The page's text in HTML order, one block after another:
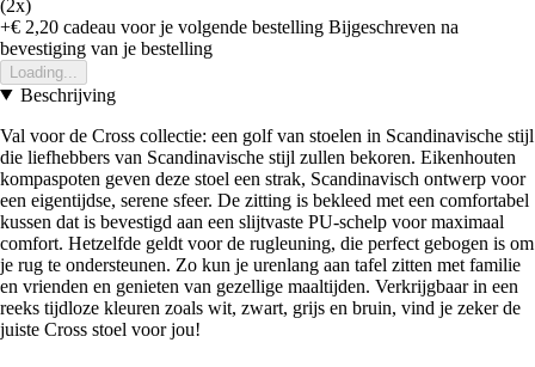
(2x)
+€ 2,20 cadeau voor je volgende bestelling Bijgeschreven na
bevestiging van je bestelling
Loading...
Beschrijving
Val voor de Cross collectie: een golf van stoelen in Scandinavische stijl
die liefhebbers van Scandinavische stijl zullen bekoren. Eikenhouten
kompaspoten geven deze stoel een strak, Scandinavisch ontwerp voor
een eigentijdse, serene sfeer. De zitting is bekleed met een comfortabel
kussen dat is bevestigd aan een slijtvaste PU-schelp voor maximaal
comfort. Hetzelfde geldt voor de rugleuning, die perfect gebogen is om
je rug te ondersteunen. Zo kun je urenlang aan tafel zitten met familie
en vrienden en genieten van gezellige maaltijden. Verkrijgbaar in een
reeks tijdloze kleuren zoals wit, zwart, grijs en bruin, vind je zeker de
juiste Cross stoel voor jou!